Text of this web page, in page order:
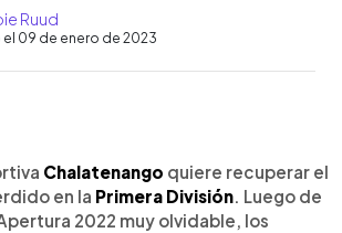
Ruud
09 de enero de 2023
artículo
Chalatenango quiere recuperar el
en la Primera División. Luego de
2022 muy olvidable, los